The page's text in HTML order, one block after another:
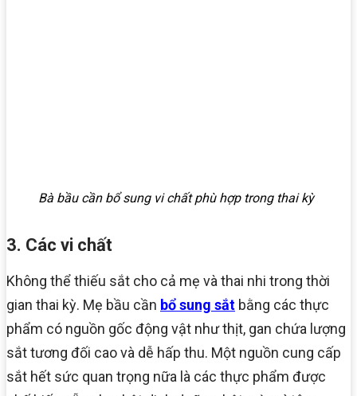
Bà bầu cần bổ sung vi chất phù hợp trong thai kỳ
3. Các vi chất
Không thể thiếu sắt cho cả mẹ và thai nhi trong thời
gian thai kỳ. Mẹ bầu cần bổ sung sắt bằng các thực
phẩm có nguồn gốc động vật như thịt, gan chứa lượng
sắt tương đối cao và dễ hấp thu. Một nguồn cung cấp
sắt hết sức quan trọng nữa là các thực phẩm được